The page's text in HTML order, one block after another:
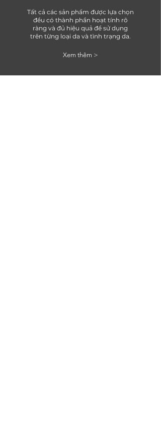
Tất cả các sản phẩm được lựa chọn
đều có thành phần hoạt tính rõ
ràng và đủ hiệu quả để sử dụng
trên từng loại da và tình trạng da.
Xem thêm >